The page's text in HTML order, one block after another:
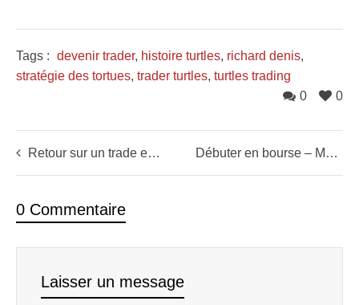
Tags : devenir trader, histoire turtles, richard denis,
stratégie des tortues, trader turtles, turtles trading
0
0
Retour sur un trade explosif de news sur CARMAT ! Débuter en bourse – Maitriser les 3 ordres de bourse
0 Commentaire
Laisser un message